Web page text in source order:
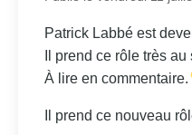
Patrick Labbé est
Il prend ce rôle très au
À lire en commentaire.
Il prend ce nouveau